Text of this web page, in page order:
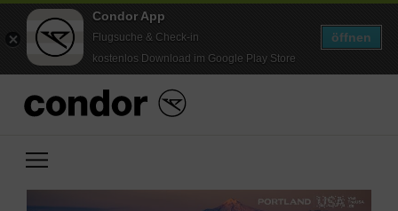
Condor App
Flugsuche & Check-in
kostenlos Download im Google Play Store
öffnen